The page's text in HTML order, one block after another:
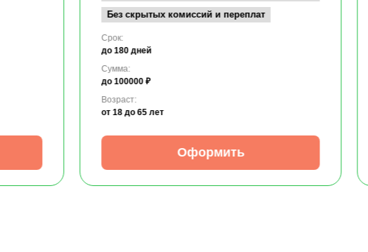
Без скрытых комиссий и переплат
Срок:
до 180 дней
Сумма:
до 100000 ₽
Возраст:
от 18 до 65 лет
Оформить